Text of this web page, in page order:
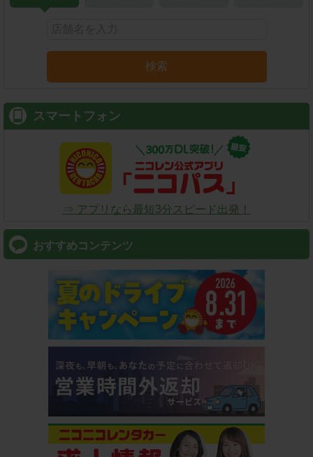
検索
スマートフォン
⇒ アプリなら最短3分スピード出発！
おすすめコンテンツ